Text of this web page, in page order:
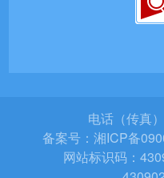
电话（传真
备案号： 湘ICP备
网站标识码：